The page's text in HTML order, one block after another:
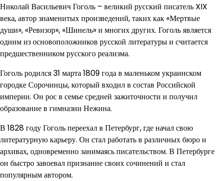
Николай Васильевич Гоголь – великий русский писатель XIX
века, автор знаменитых произведений, таких как «Мертвые
души», «Ревизор», «Шинель» и многих других. Гоголь является
одним из основоположников русской литературы и считается
предшественником русского реализма.
Гоголь родился 31 марта 1809 года в маленьком украинском
городке Сорочинцы, который входил в состав Российской
империи. Он рос в семье средней зажиточности и получил
образование в гимназии Нежина.
В 1828 году Гоголь переехал в Петербург, где начал свою
литературную карьеру. Он стал работать в различных бюро и
архивах, одновременно занимаясь писательством. В Петербурге
он быстро завоевал признание своих сочинений и стал
популярным автором.